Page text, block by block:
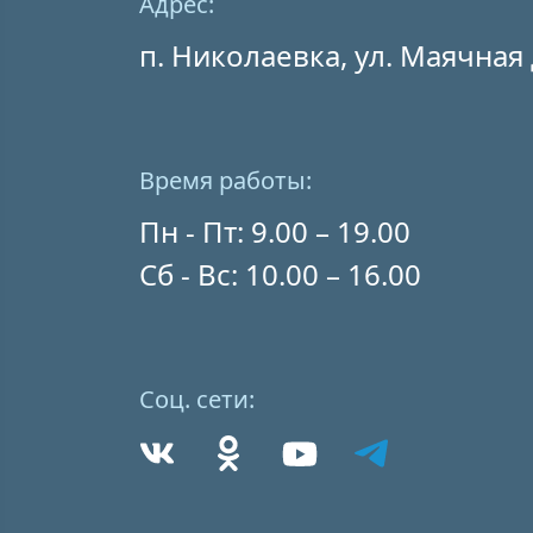
п. Николаевка, ул. Маячная
Время работы:
Пн - Пт: 9.00 – 19.00
Сб - Вс: 10.00 – 16.00
Соц. сети: